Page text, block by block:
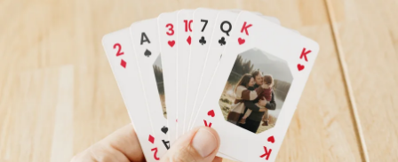
4,8 (basierend auf +15.000 Bewertungen)
Unsere Geschenke begeistern. Kunden bewerten uns mit
4,8 bei Google Reviews (Gesamtergebnis aller Länder, in
die wir versenden).